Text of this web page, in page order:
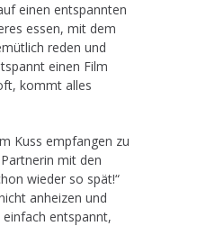
einen entspannten
essen, mit dem
reden und
einen Film
kommt alles
Kuss empfangen zu
mit den
wieder so spät!“
anheizen und
entspannt,